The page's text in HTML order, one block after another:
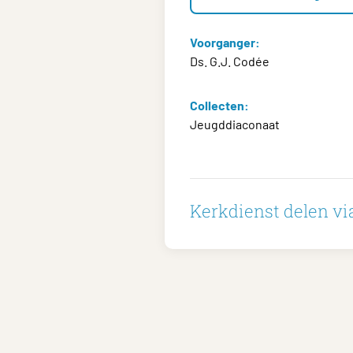
Voorganger:
Ds. G.J. Codée
Collecten:
Jeugddiaconaat
Kerkdienst delen